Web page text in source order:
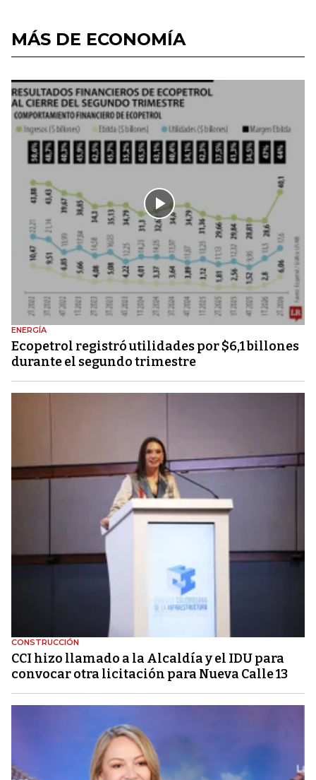
MÁS DE ECONOMÍA
ENERGÍA
Ecopetrol registró utilidades por $6,1 billones
durante el segundo trimestre
CONSTRUCCIÓN
CCI hizo llamado a la Alcaldía y el IDU para
convocar otra licitación para Nueva Calle 13